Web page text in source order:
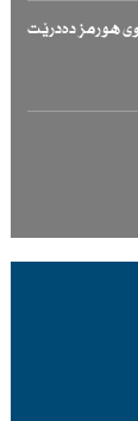
هورمز دەدرێت